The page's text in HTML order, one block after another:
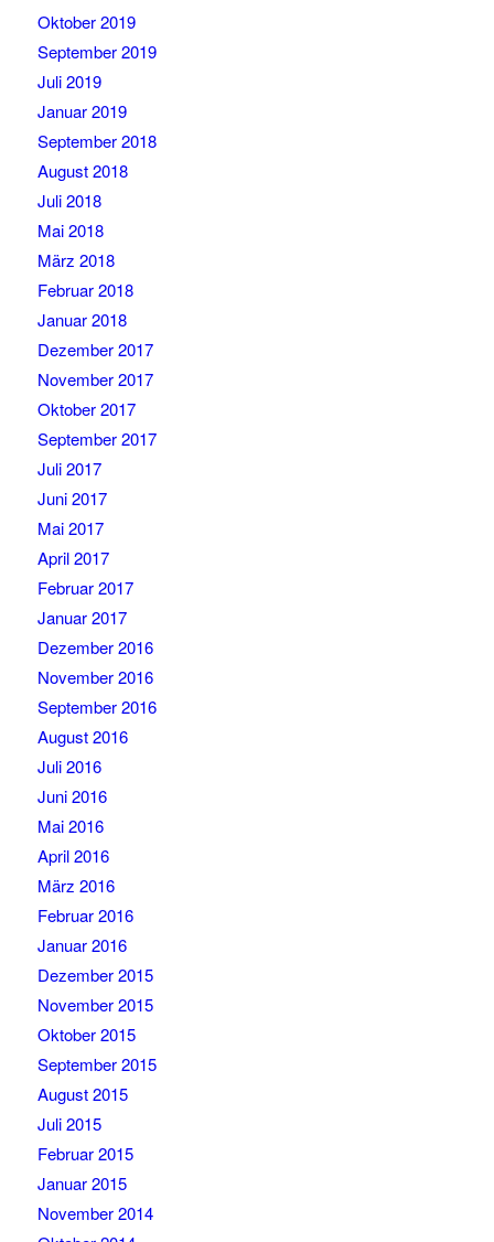
Oktober 2019
September 2019
Juli 2019
Januar 2019
September 2018
August 2018
Juli 2018
Mai 2018
März 2018
Februar 2018
Januar 2018
Dezember 2017
November 2017
Oktober 2017
September 2017
Juli 2017
Juni 2017
Mai 2017
April 2017
Februar 2017
Januar 2017
Dezember 2016
November 2016
September 2016
August 2016
Juli 2016
Juni 2016
Mai 2016
April 2016
März 2016
Februar 2016
Januar 2016
Dezember 2015
November 2015
Oktober 2015
September 2015
August 2015
Juli 2015
Februar 2015
Januar 2015
November 2014